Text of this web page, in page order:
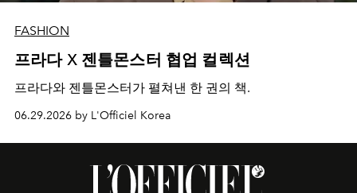
FASHION
프라다 X 젠틀몬스터 협업 컬렉션
프라다와 젠틀몬스터가 펼쳐낸 한 권의 책.
06.29.2026 by L'Officiel Korea